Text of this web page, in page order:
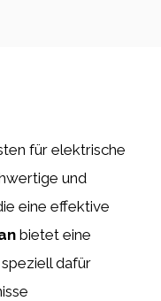
für elektrische
und
eine effektive
bietet eine
dafür